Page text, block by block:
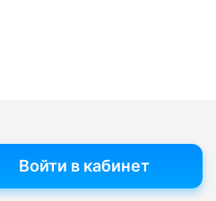
Войти в кабинет